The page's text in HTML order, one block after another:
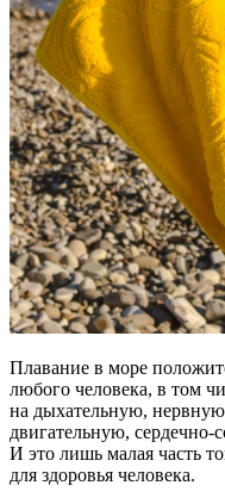
Плавание в море
любого человека, в том
на дыхательную,
двигательную,
И это лишь малая часть
для здоровья человека.